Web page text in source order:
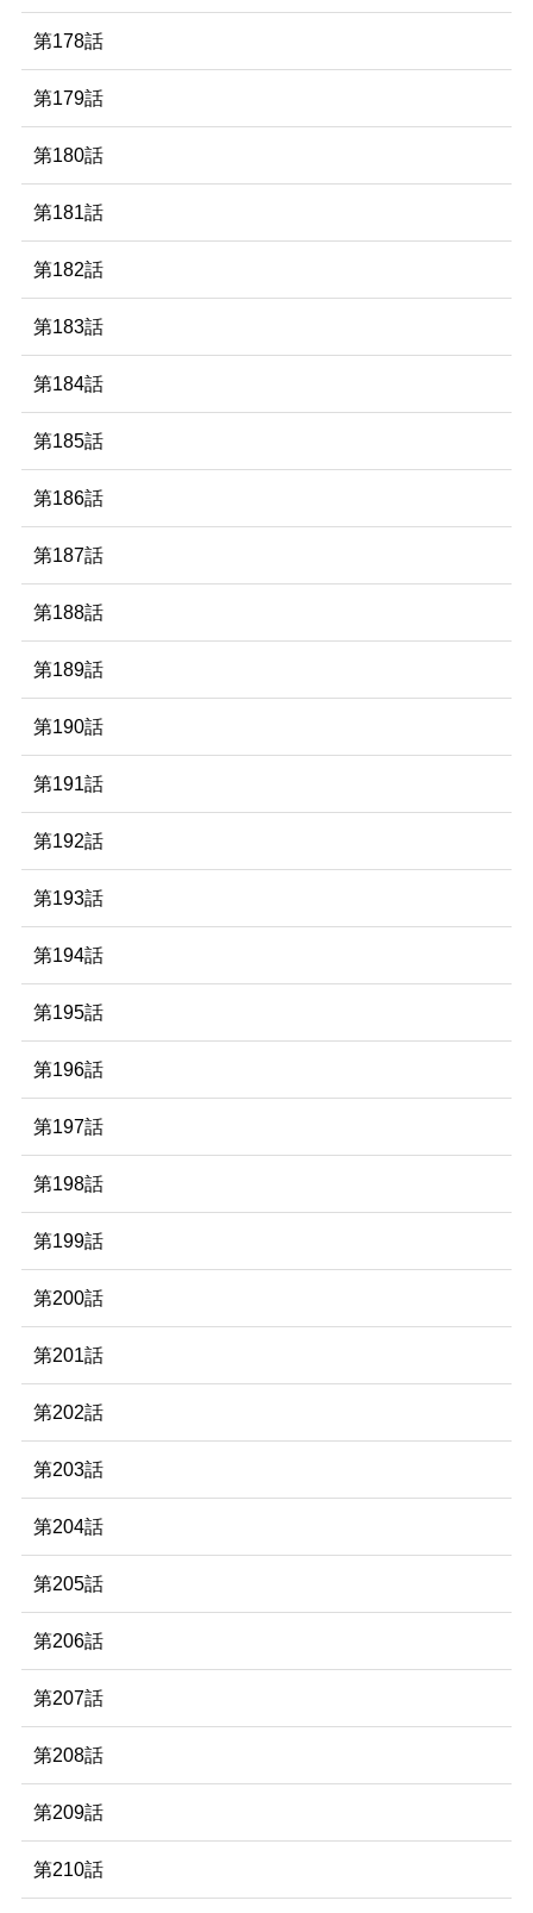
第178話
第179話
第180話
第181話
第182話
第183話
第184話
第185話
第186話
第187話
第188話
第189話
第190話
第191話
第192話
第193話
第194話
第195話
第196話
第197話
第198話
第199話
第200話
第201話
第202話
第203話
第204話
第205話
第206話
第207話
第208話
第209話
第210話